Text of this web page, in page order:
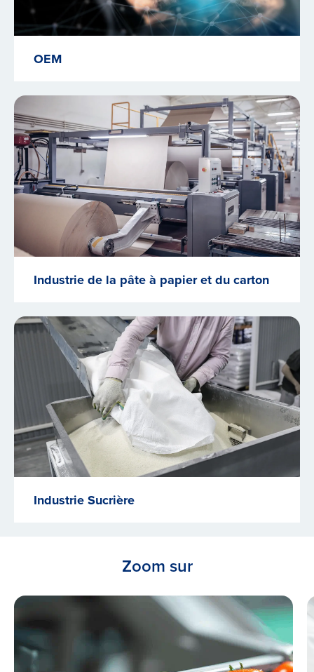
OEM
Industrie de la pâte à papier et du carton
Industrie Sucrière
Zoom sur